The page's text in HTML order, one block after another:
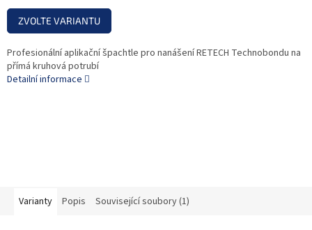
Měrná
cena:
ZVOLTE VARIANTU
Profesionální aplikační špachtle pro nanášení RETECH Technobondu na
přímá kruhová potrubí
Detailní informace
Varianty Popis Související soubory (1)